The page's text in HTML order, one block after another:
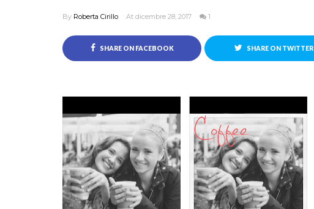
By Roberta Cirillo At dicembre 28, 2017 1
SHARE ON FACEBOOK SHARE ON TWITTER